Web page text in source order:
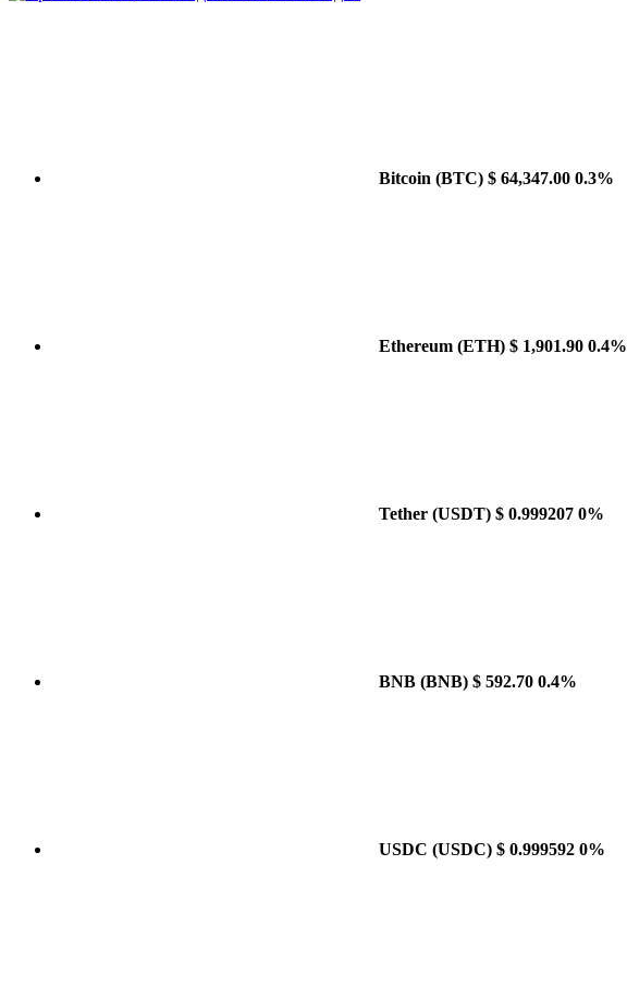
Bitcoin (BTC) $ 64,347.00 0.3%
Ethereum (ETH) $ 1,901.90 0.4%
Tether (USDT) $ 0.999207 0%
BNB (BNB) $ 592.70 0.4%
USDC (USDC) $ 0.999592 0%